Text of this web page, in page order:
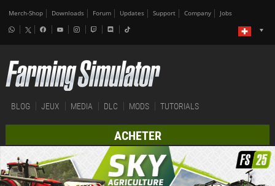
Merch-Shop Downloads Forum Updates Support Company Jobs
BLOG JEUX MEDIA DLC MODS TUTORIALS
ACHETER